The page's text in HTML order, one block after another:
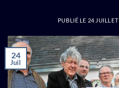
PUBLIÉ LE 24
24
Juil